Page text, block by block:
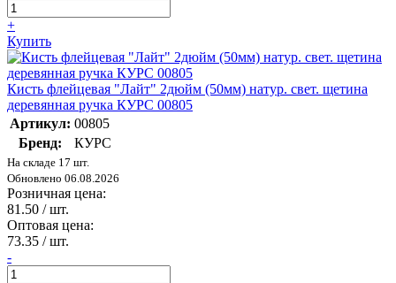
+
Купить
Кисть флейцевая "Лайт" 2дюйм (50мм) натур. свет. щетина
деревянная ручка КУРС 00805
Артикул: 00805
Бренд:
КУРС
На складе 17 шт.
Обновлено 06.08.2026
Розничная цена:
81.50 / шт.
Оптовая цена:
73.35 / шт.
-